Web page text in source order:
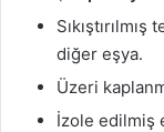
diğer eşya.
Üzeri
İzole edilmiş